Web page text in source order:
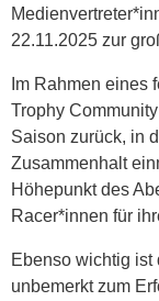
22.11.2025 zur
Im Rahmen eines
Trophy
Saison zurück, in
Zusammenhalt
Höhepunkt des
Racer*innen für
Ebenso wichtig ist
unbemerkt zum